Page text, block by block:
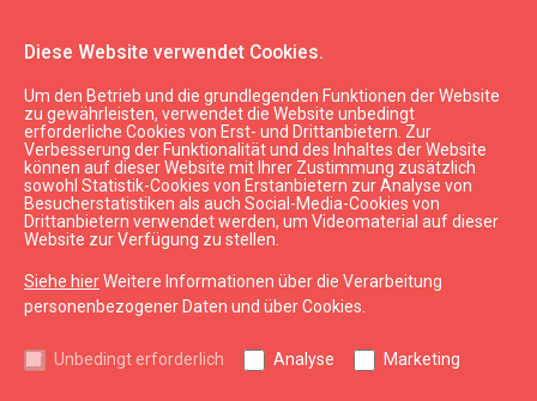
Diese Website verwendet Cookies.
Um den Betrieb und die grundlegenden Funktionen der Website
zu gewährleisten, verwendet die Website unbedingt
erforderliche Cookies von Erst- und Drittanbietern. Zur
Verbesserung der Funktionalität und des Inhaltes der Website
können auf dieser Website mit Ihrer Zustimmung zusätzlich
sowohl Statistik-Cookies von Erstanbietern zur Analyse von
Besucherstatistiken als auch Social-Media-Cookies von
Drittanbietern verwendet werden, um Videomaterial auf dieser
Website zur Verfügung zu stellen.
Siehe hierWeitere Informationen über die Verarbeitung
personenbezogener Daten und über Cookies.
Unbedingt erforderlich Analyse Marketing
Essen & Trinken Gaststätten
Café "Stenderu konditoreja"
chevron_left